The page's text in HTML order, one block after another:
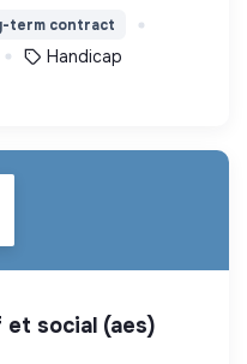
term contract
Handicap